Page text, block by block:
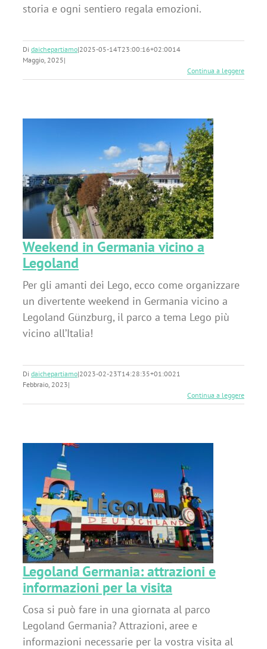
storia e ogni sentiero regala emozioni.
Di daichepartiamo|2025-05-14T23:00:16+02:0014
Maggio, 2025|
Continua a leggere
Weekend in Germania vicino a
Legoland
Per gli amanti dei Lego, ecco come organizzare
un divertente weekend in Germania vicino a
Legoland Günzburg, il parco a tema Lego più
vicino all’Italia!
Di daichepartiamo|2023-02-23T14:28:35+01:0021
Febbraio, 2023|
Continua a leggere
Legoland Germania: attrazioni e
informazioni per la visita
Cosa si può fare in una giornata al parco
Legoland Germania? Attrazioni, aree e
informazioni necessarie per la vostra visita al